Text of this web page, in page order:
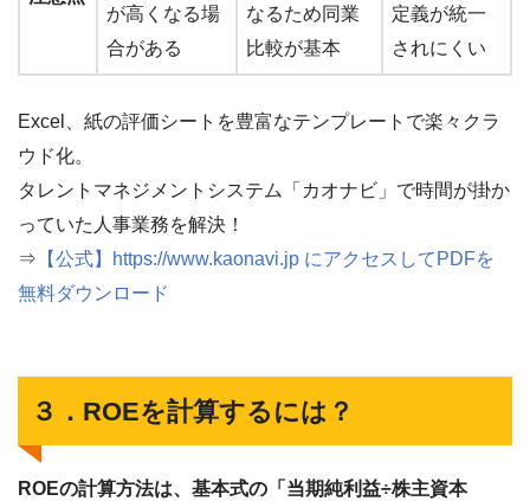
が高くなる場
合がある
なるため同業
比較が基本
定義が統一
されにくい
Excel、紙の評価シートを豊富なテンプレートで楽々クラ
ウド化。
タレントマネジメントシステム「カオナビ」で時間が掛か
っていた人事業務を解決！
⇒ 【公式】https://www.kaonavi.jp にアクセスしてPDFを
無料ダウンロード
３．ROEを計算するには？
ROEの計算方法は、基本式の「当期純利益÷株主資本